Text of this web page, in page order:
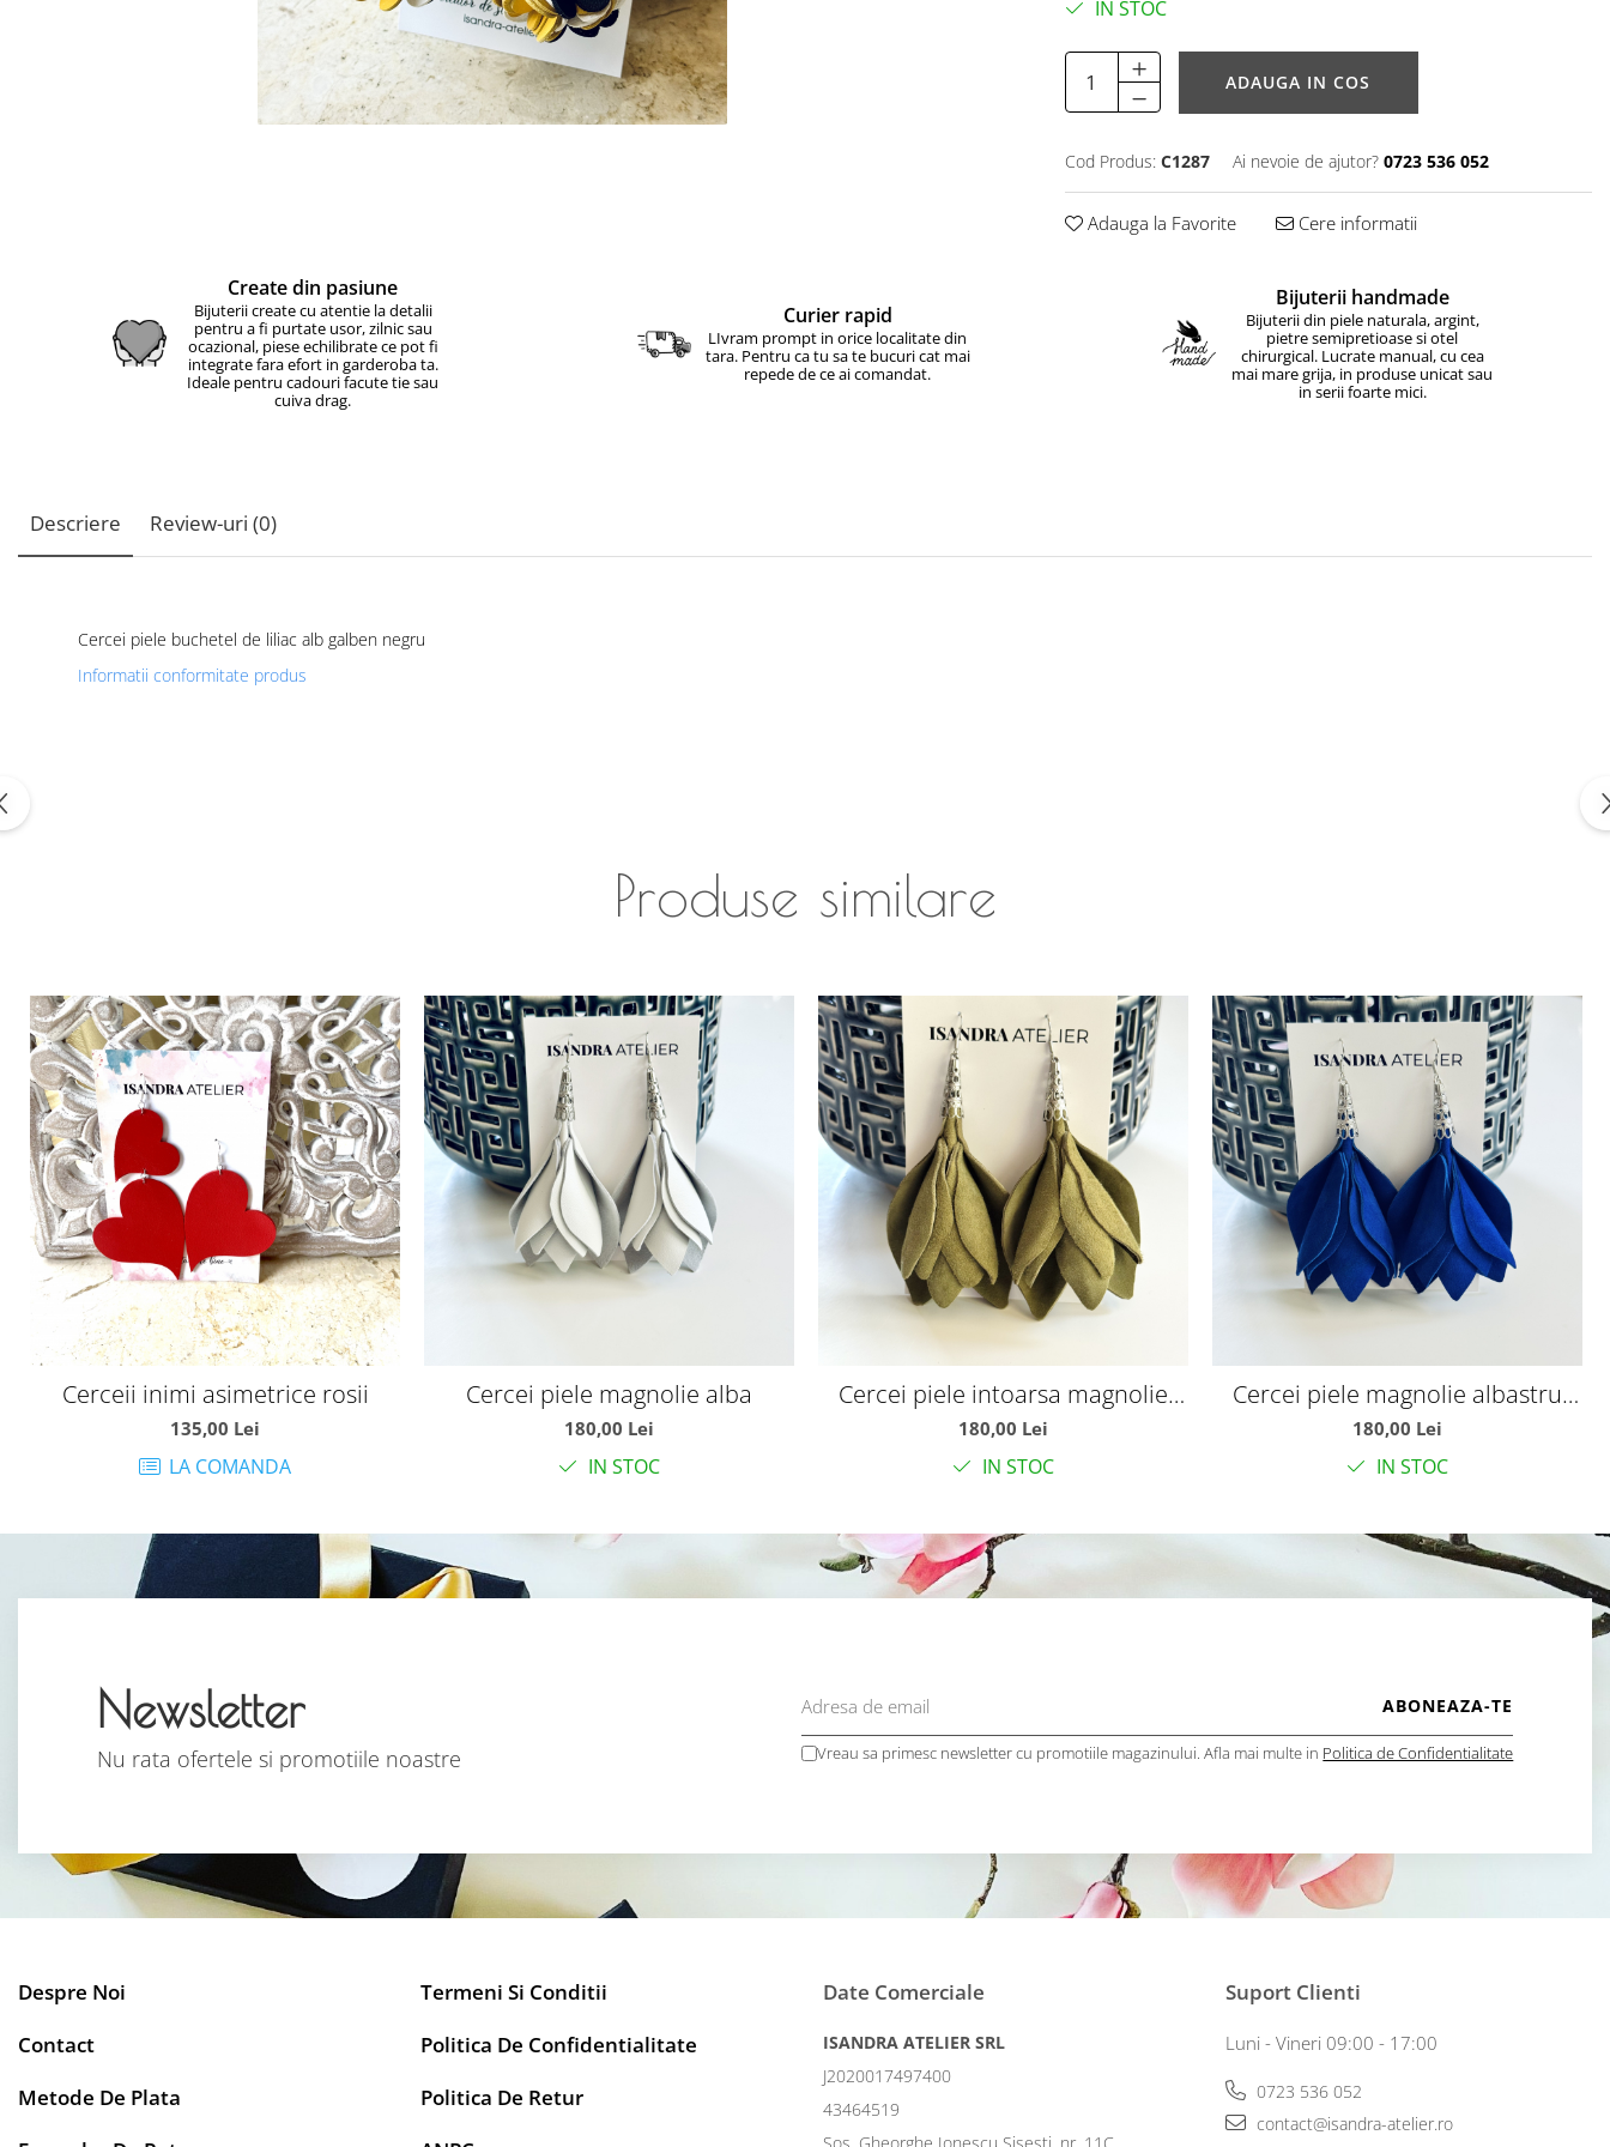
IN STOC
ADAUGA IN COS
Cod Produs: C1287 Ai nevoie de ajutor? 0723 536 052
Adauga la Favorite Cere informatii
Create din pasiune
Bijuterii create cu atentie la detalii
pentru a fi purtate usor, zilnic sau
ocazional, piese echilibrate ce pot fi
integrate fara efort in garderoba ta.
Ideale pentru cadouri facute tie sau
cuiva drag.
Curier rapid
LIvram prompt in orice localitate din
tara. Pentru ca tu sa te bucuri cat mai
repede de ce ai comandat.
Bijuterii handmade
Bijuterii din piele naturala, argint,
pietre semipretioase si otel
chirurgical. Lucrate manual, cu cea
mai mare grija, in produse unicat sau
in serii foarte mici.
Descriere Review-uri (0)
Cercei piele buchetel de liliac alb galben negru
Informatii conformitate produs
Produse similare
Cerceii inimi asimetrice rosii
135,00 Lei
LA COMANDA
Cercei piele magnolie alba
180,00 Lei
IN STOC
Cercei piele intoarsa magnolie
olive
180,00 Lei
IN STOC
Cercei piele magnolie albastru
royal
180,00 Lei
IN STOC
Newsletter
Nu rata ofertele si promotiile noastre Vreau sa primesc newsletter cu promotiile magazinului. Afla mai multe in Politica de Confidentialitate
Despre Noi
Contact
Metode De Plata
Termeni Si Conditii
Politica De Confidentialitate
Politica De Retur
Date Comerciale
ISANDRA ATELIER SRL
J2020017497400
43464519
Suport Clienti
Luni - Vineri 09:00 - 17:00
0723 536 052
contact@isandra-atelier.ro